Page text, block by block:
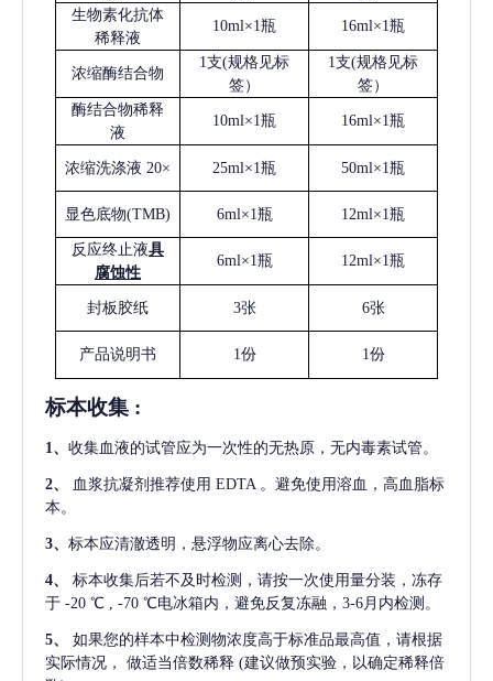
生物素化抗体
稀释液
10ml×1瓶 16ml×1瓶
浓缩酶结合物
1支(规格见标
签）
1支(规格见标
签）
酶结合物稀释
液
10ml×1瓶 16ml×1瓶
浓缩洗涤液 20× 25ml×1瓶 50ml×1瓶
显色底物(TMB) 6ml×1瓶 12ml×1瓶
反应终止液具
腐蚀性
6ml×1瓶 12ml×1瓶
封板胶纸 3张 6张
产品说明书 1份 1份
标本收集 :
1 、 收集血液的试管应为一次性的无热原，无内毒素试管。
2、 血浆抗凝剂推荐使用 EDTA 。避免使用溶血，高血脂标
本。
3、 标本应清澈透明，悬浮物应离心去除。
4、
标本收集后若不及时检测，请按一次使用量分装，冻存
于 -20 ℃ , -70 ℃电冰箱内，避免反复冻融，3-6月内检测。
5、
如果您的样本中检测物浓度高于标准品最高值，请根据
实际情况，
做适当倍数稀释 (建议做预实验，以确定稀释倍